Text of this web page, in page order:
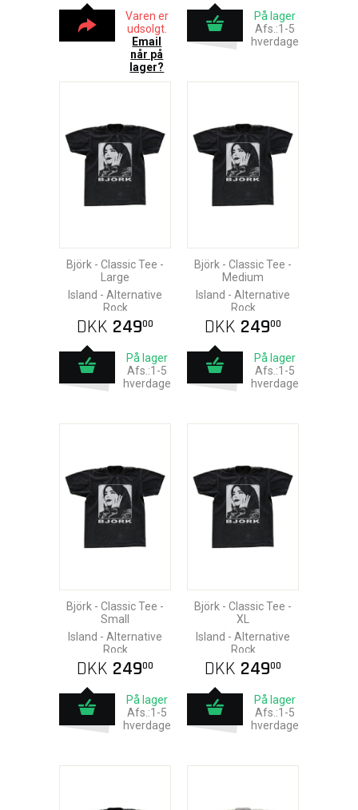
Varen er
udsolgt.
Email
når på
lager?
På lager
Afs.:1-5
hverdage
Björk - Classic Tee -
Large
Island - Alternative
Rock
DKK 24900
På lager
Afs.:1-5
hverdage
Björk - Classic Tee -
Medium
Island - Alternative
Rock
DKK 24900
På lager
Afs.:1-5
hverdage
Björk - Classic Tee -
Small
Island - Alternative
Rock
DKK 24900
På lager
Afs.:1-5
hverdage
Björk - Classic Tee -
XL
Island - Alternative
Rock
DKK 24900
På lager
Afs.:1-5
hverdage